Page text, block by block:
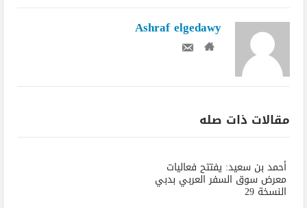
Ashraf elgedawy
مقالات ذات صله
أحمد بن سعيد: يفتتح فعاليات
معرض سوق السفر العربي بدبي
النسخة 29